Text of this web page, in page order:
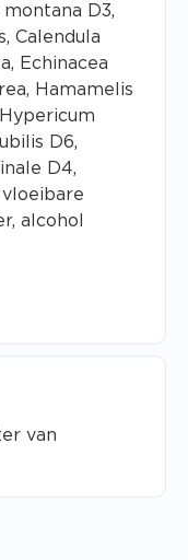
D3,
Calendula
Echinacea
Hamamelis
D6,
D4,
alcohol
van